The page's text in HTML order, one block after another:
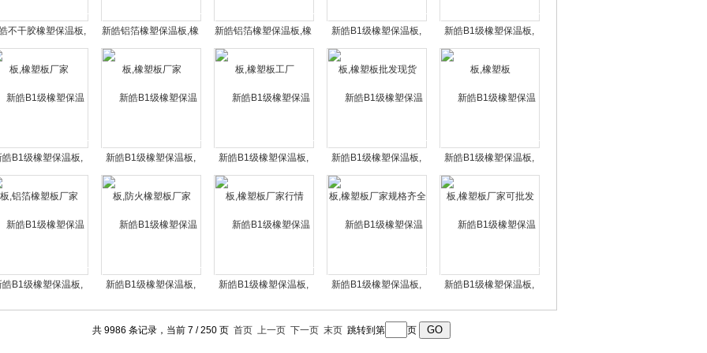
不干胶橡塑保温板,
橡塑板厂家
新皓铝箔橡塑保温板,橡
塑板厂家
新皓铝箔橡塑保温板,橡
塑板工厂
新皓B1级橡塑保温板,
橡塑板批发现货
新皓B1级橡塑保温板,
橡塑板
皓B1级橡塑保温板,
铝箔橡塑板厂家
新皓B1级橡塑保温板,
防火橡塑板厂家
新皓B1级橡塑保温板,
橡塑板厂家行情
新皓B1级橡塑保温板,
橡塑板厂家规格齐全
新皓B1级橡塑保温板,
橡塑板厂家可批发
皓B1级橡塑保温板,
新皓B1级橡塑保温板,
新皓B1级橡塑保温板,
新皓B1级橡塑保温板,
新皓B1级橡塑保温板,
共 9986 条记录，当前 7 / 250 页 首页 上一页 下一页 末页 跳转到第 页